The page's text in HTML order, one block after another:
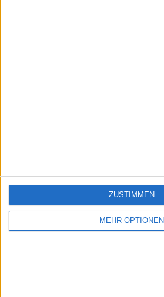
MEHR OPTIONEN
ZUSTIMMEN